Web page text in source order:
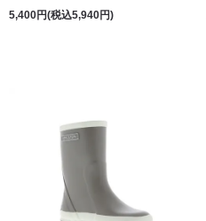
5,400円(税込5,940円)